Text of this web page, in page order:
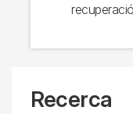
Recerca